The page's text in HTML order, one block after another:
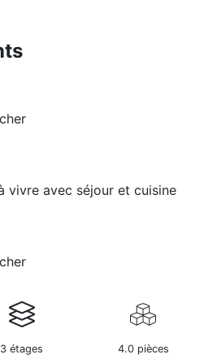
vivre avec séjour et cuisine
3 étages 4.0 pièces